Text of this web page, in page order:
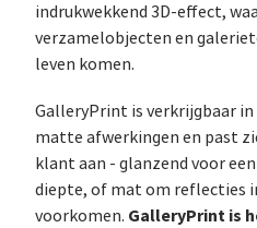
indrukwekkend 3D-effect,
verzamelobjecten en
leven komen.
GalleryPrint is verkrijgbaar
matte afwerkingen en past
klant aan - glanzend voor
diepte, of mat om reflecties
voorkomen. GalleryPrint is